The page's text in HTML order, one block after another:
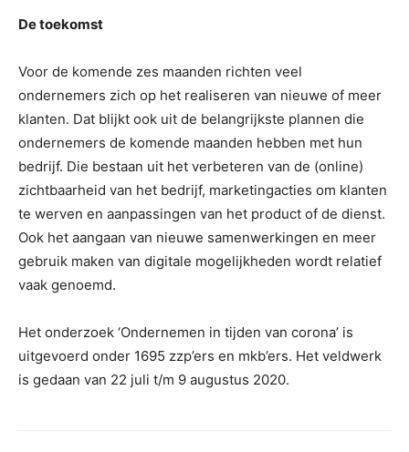
De toekomst
Voor de komende zes maanden richten veel
ondernemers zich op het realiseren van nieuwe of meer
klanten. Dat blijkt ook uit de belangrijkste plannen die
ondernemers de komende maanden hebben met hun
bedrijf. Die bestaan uit het verbeteren van de (online)
zichtbaarheid van het bedrijf, marketingacties om klanten
te werven en aanpassingen van het product of de dienst.
Ook het aangaan van nieuwe samenwerkingen en meer
gebruik maken van digitale mogelijkheden wordt relatief
vaak genoemd.
Het onderzoek ‘Ondernemen in tijden van corona’ is
uitgevoerd onder 1695 zzp’ers en mkb’ers. Het veldwerk
is gedaan van 22 juli t/m 9 augustus 2020.